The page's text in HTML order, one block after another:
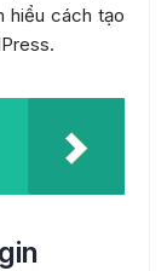
hiểu cách tạo